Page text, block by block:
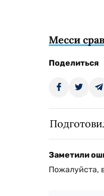
Месси
Поделиться
Заметили
Пожалуйста,